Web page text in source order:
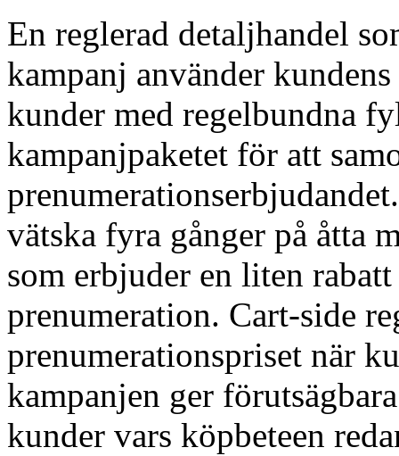
En reglerad detaljhandel
kampanj använder
kunder med regelbundna
kampanjpaketet för att
vätska fyra gånger på åtta
som erbjuder en liten
prenumeration. Cart-side
prenumerationspriset när
kampanjen ger
kunder vars köpbeteen